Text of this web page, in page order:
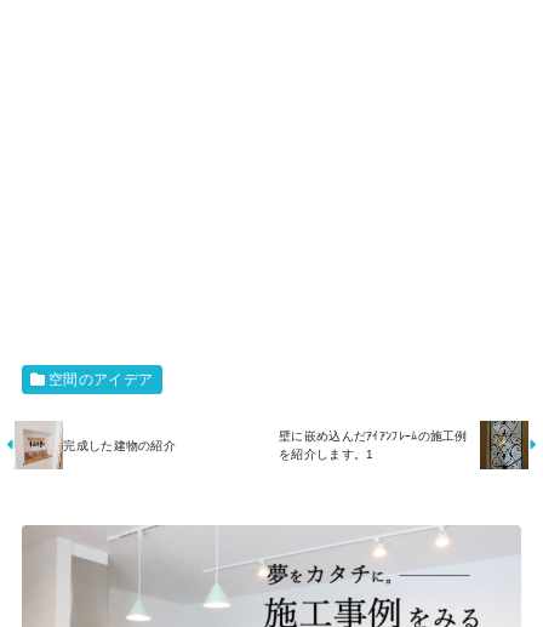
空間のアイデア
完成した建物の紹介
壁に嵌め込んだｱｲｱﾝﾌﾚｰﾑの施工例
を紹介します。1